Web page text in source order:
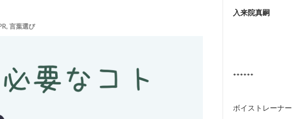
, 言葉選び
入来院真嗣
******
ボイストレーナー